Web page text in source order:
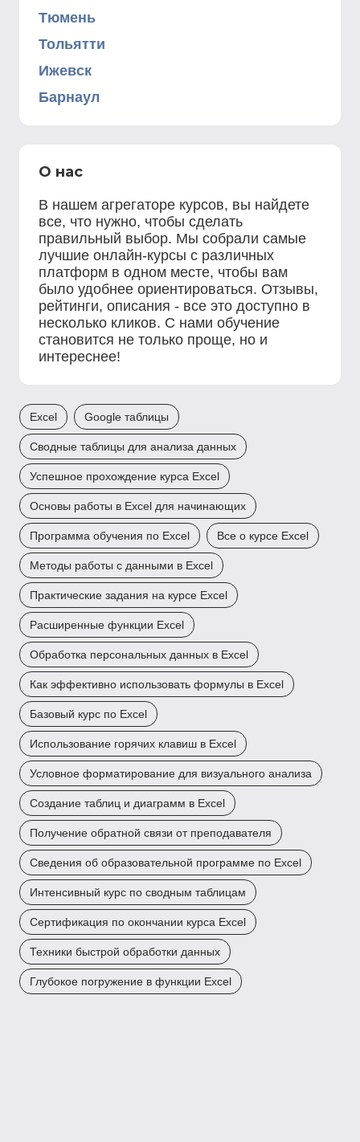
Тюмень
Тольятти
Ижевск
Барнаул
О нас
В нашем агрегаторе курсов, вы найдете
все, что нужно, чтобы сделать
правильный выбор. Мы собрали самые
лучшие онлайн-курсы с различных
платформ в одном месте, чтобы вам
было удобнее ориентироваться. Отзывы,
рейтинги, описания - все это доступно в
несколько кликов. С нами обучение
становится не только проще, но и
интереснее!
Excel Google таблицы
Сводные таблицы для анализа данных
Успешное прохождение курса Excel
Основы работы в Excel для начинающих
Программа обучения по Excel Все о курсе Excel
Методы работы с данными в Excel
Практические задания на курсе Excel
Расширенные функции Excel
Обработка персональных данных в Excel
Как эффективно использовать формулы в Excel
Базовый курс по Excel
Использование горячих клавиш в Excel
Условное форматирование для визуального анализа
Создание таблиц и диаграмм в Excel
Получение обратной связи от преподавателя
Сведения об образовательной программе по Excel
Интенсивный курс по сводным таблицам
Сертификация по окончании курса Excel
Техники быстрой обработки данных
Глубокое погружение в функции Excel